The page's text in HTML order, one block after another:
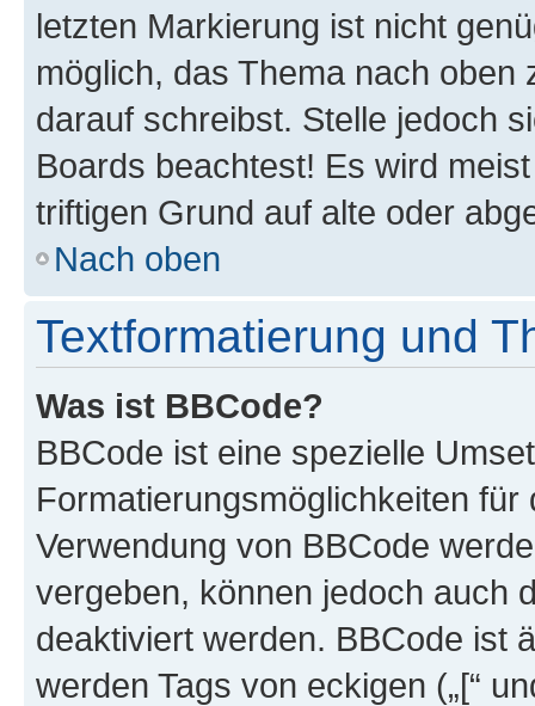
letzten Markierung ist nicht
möglich, das Thema nach oben
darauf schreibst. Stelle jedoch
Boards beachtest! Es wird
triftigen Grund auf alte oder
Nach oben
Textformatierung und
Was ist BBCode?
BBCode ist eine spezielle
Formatierungsmöglichkeiten
Verwendung von BBCode
vergeben, können jedoch auch
deaktiviert werden. BBCode ist
werden Tags von eckigen („[“